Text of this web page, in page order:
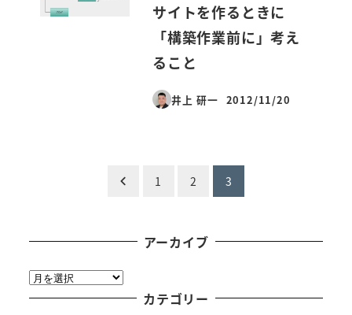
サイトを作るときに
「構築作業前に」考え
ること
井上 研一
投稿日
2012/11/20
の
ペ
1 2 3
アーカイブ
ア
ー
カテゴリー